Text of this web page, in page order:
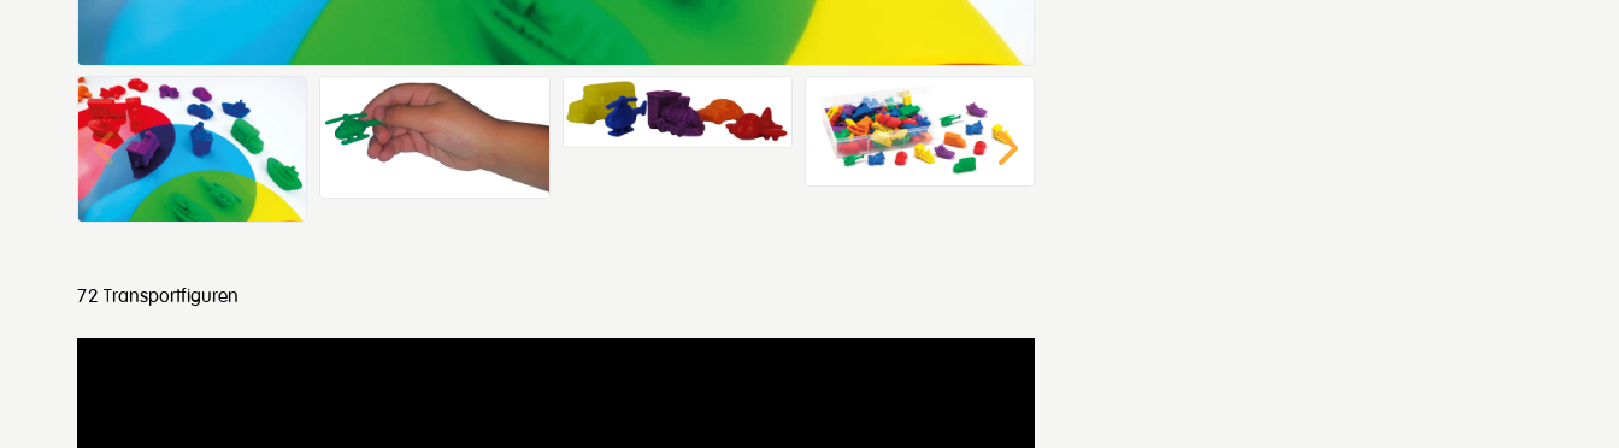
72 Transportfiguren